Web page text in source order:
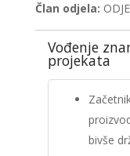
Član odjela:
Vođenje
projekata
bivše